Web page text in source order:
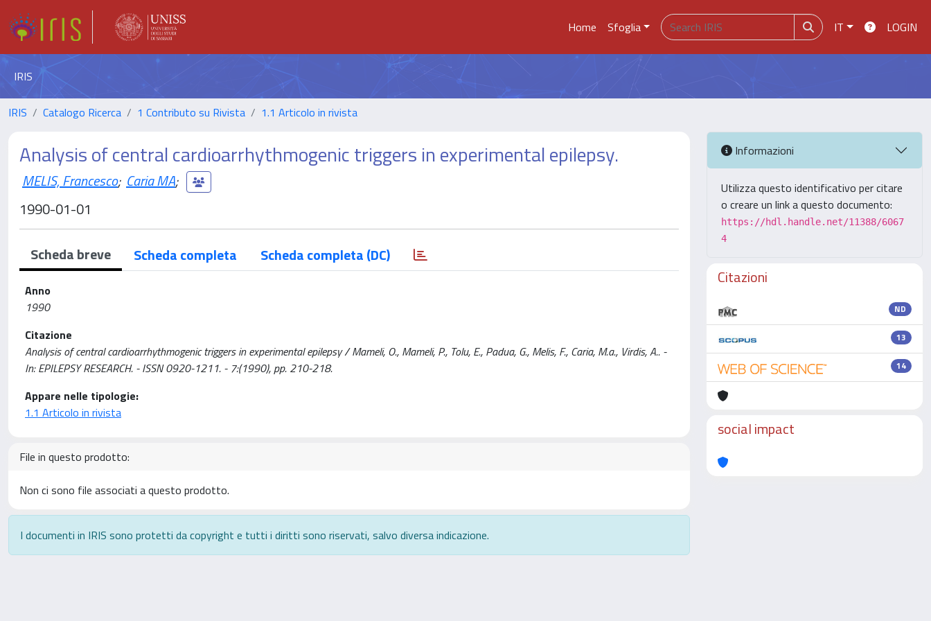
Home Sfoglia IT LOGIN
IRIS
IRIS Catalogo Ricerca 1 Contributo su Rivista 1.1 Articolo in rivista
Analysis of central cardioarrhythmogenic triggers in experimental epilepsy.
MELIS, Francesco; Caria MA;
1990-01-01
Scheda breve Scheda completa Scheda completa (DC)
Anno
1990
Citazione
Analysis of central cardioarrhythmogenic triggers in experimental epilepsy / Mameli, O., Mameli, P., Tolu, E., Padua, G., Melis, F., Caria, M.a., Virdis, A.. -
In: EPILEPSY RESEARCH. - ISSN 0920-1211. - 7:(1990), pp. 210-218.
Appare nelle tipologie:
1.1 Articolo in rivista
File in questo prodotto:
Non ci sono file associati a questo prodotto.
I documenti in IRIS sono protetti da copyright e tutti i diritti sono riservati, salvo diversa indicazione.
Informazioni
Utilizza questo identificativo per citare
o creare un link a questo documento:
https://hdl.handle.net/11388/6067
4
Citazioni
ND
13
14
social impact